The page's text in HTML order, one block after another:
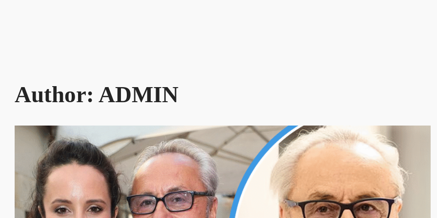
Author: ADMIN